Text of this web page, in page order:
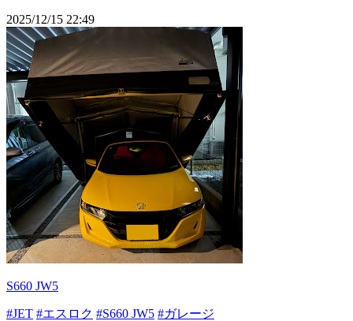
2025/12/15 22:49
S660 JW5
#JET #エスロク #S660 JW5 #ガレージ